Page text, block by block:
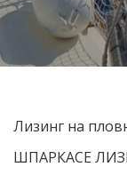
Лизинг на
ШПАРКАСЕ